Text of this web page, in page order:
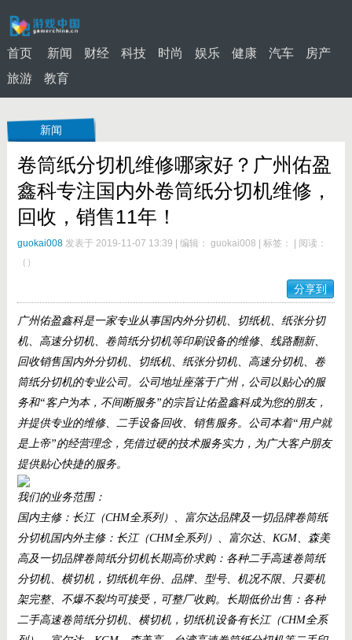
首页 新闻 财经 科技 时尚 娱乐 健康 汽车
房产
旅游
教育
新闻
卷筒纸分切机维修哪家好？广州佑盈
鑫科专注国内外卷筒纸分切机维修，
回收，销售11年！
guokai008发表于 2019-11-07 13:39 编辑： guokai008 标签：
阅读：
（ ）
分享到
广州佑盈鑫科是一家专业从事国内外分切机、切纸机、纸张分切
机、高速分切机、卷筒纸分切机等印刷设备的维修、线路翻新、
回收销售国内外分切机、切纸机、纸张分切机、高速分切机、卷
筒纸分切机的专业公司。公司地址座落于广州，公司以贴心的服
务和“客户为本，不间断服务”的宗旨让佑盈鑫科成为您的朋友，
并提供专业的维修、二手设备回收、销售服务。公司本着“用户就
是上帝”的经营理念，凭借过硬的技术服务实力，为广大客户朋友
提供贴心快捷的服务。
我们的业务范围：
国内主修：长江（CHM全系列）、富尔达品牌及一切品牌卷筒纸
分切机国内外主修：长江（CHM全系列）、富尔达、KGM、森美
高及一切品牌卷筒纸分切机长期高价求购：各种二手高速卷筒纸
分切机、横切机，切纸机年份、品牌、型号、机况不限、只要机
架完整、不爆不裂均可接受，可整厂收购。长期低价出售：各种
二手高速卷筒纸分切机、横切机，切纸机设备有长江（CHM全系